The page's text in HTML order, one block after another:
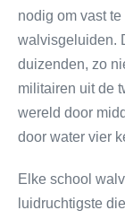
nodig om vast
walvisgeluiden.
duizenden, zo
militairen uit de
wereld door
door water vier
Elke school
luidruchtigste